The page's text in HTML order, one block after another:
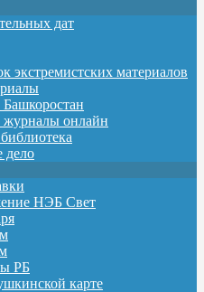
дат
экстремистских материалов
онлайн
дело
НЭБ Свет
РБ
карте